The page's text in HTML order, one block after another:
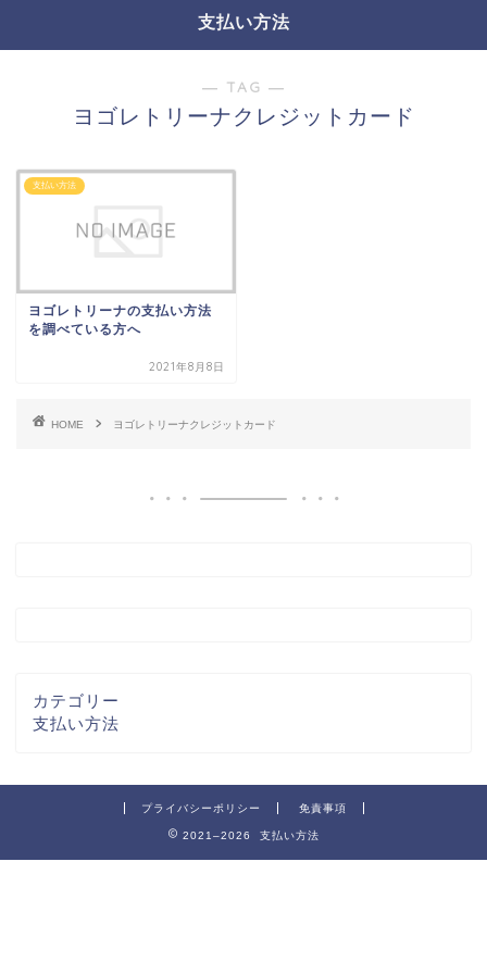
支払い方法
― TAG ―
ヨゴレトリーナクレジットカード
支払い方法
ヨゴレトリーナの支払い方法
を調べている方へ
2021年8月8日
HOME ヨゴレトリーナクレジットカード
カテゴリー
支払い方法
プライバシーポリシー 免責事項
2021–2026 支払い方法